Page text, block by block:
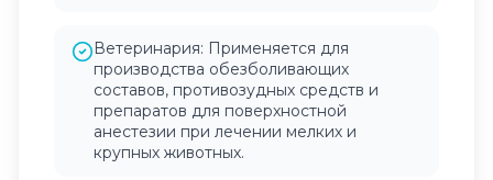
Ветеринария: Применяется для
производства обезболивающих
составов, противозудных средств и
препаратов для поверхностной
анестезии при лечении мелких и
крупных животных.